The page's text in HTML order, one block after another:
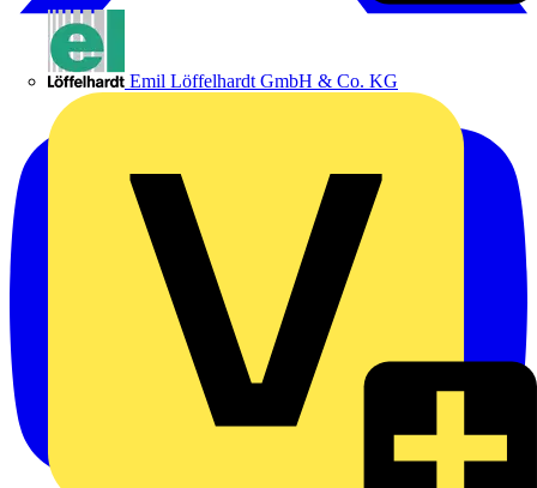
Emil Löffelhardt GmbH & Co. KG